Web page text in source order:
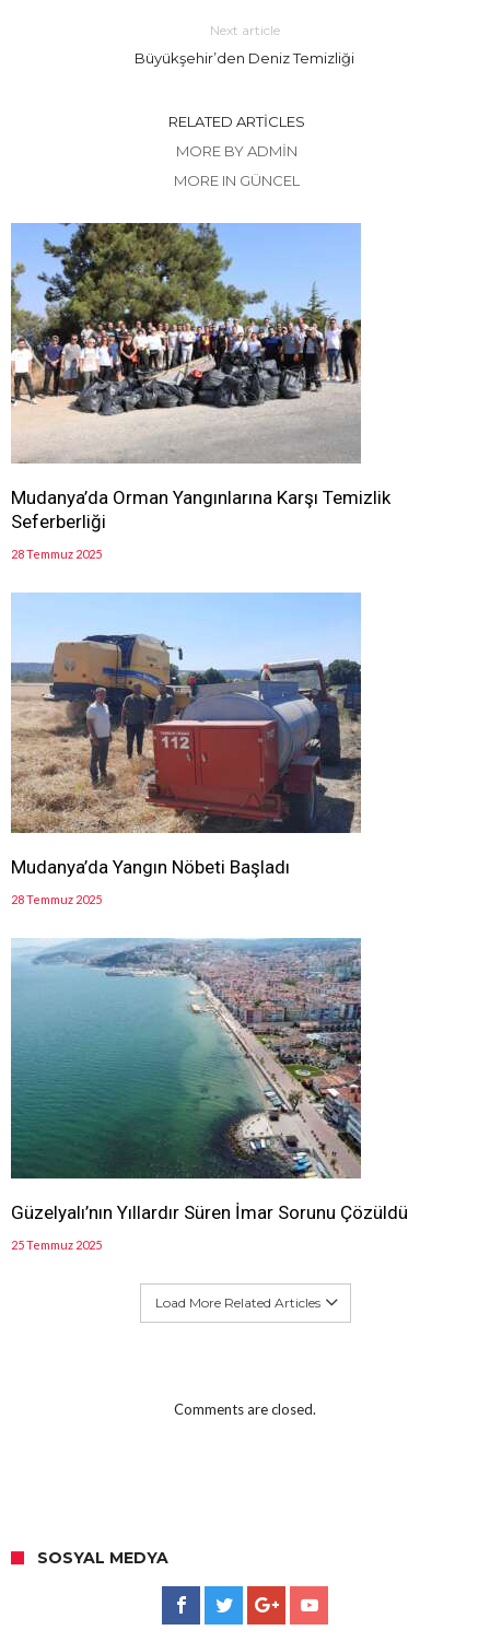
Next article
Büyükşehir’den Deniz Temizliği
RELATED ARTICLES
MORE BY ADMIN
MORE IN GÜNCEL
Mudanya’da Orman Yangınlarına Karşı Temizlik
Seferberliği
28 Temmuz 2025
Mudanya’da Yangın Nöbeti Başladı
28 Temmuz 2025
Güzelyalı’nın Yıllardır Süren İmar Sorunu Çözüldü
25 Temmuz 2025
Load More Related Articles
Comments are closed.
SOSYAL MEDYA